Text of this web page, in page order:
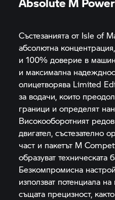
Състезанията от Isle of
абсолютна
и 100% доверие в
и максимална
олицетворява Limited
за водачи, които
граници и определят
Високооборотният
двигател, състезателно
част и пакетът M
образуват
Безкомпромисна
използват потенциала
същата прецизност,